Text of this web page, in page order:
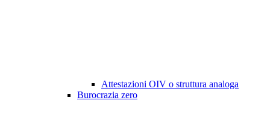
Attestazioni OIV o struttura analoga
Burocrazia zero